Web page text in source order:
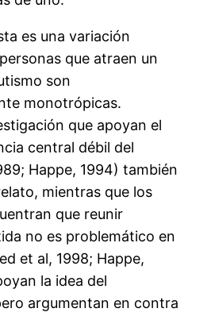
es una variación
que atraen un
son
monotrópicas.
que apoyan el
central débil del
Happe, 1994) también
mientras que los
que reunir
no es problemático en
et al, 1998; Happe,
la idea del
argumentan en contra